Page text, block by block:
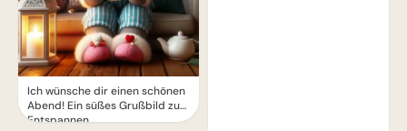
Ich wünsche dir einen schönen
Abend! Ein süßes Grußbild zum
Entspannen